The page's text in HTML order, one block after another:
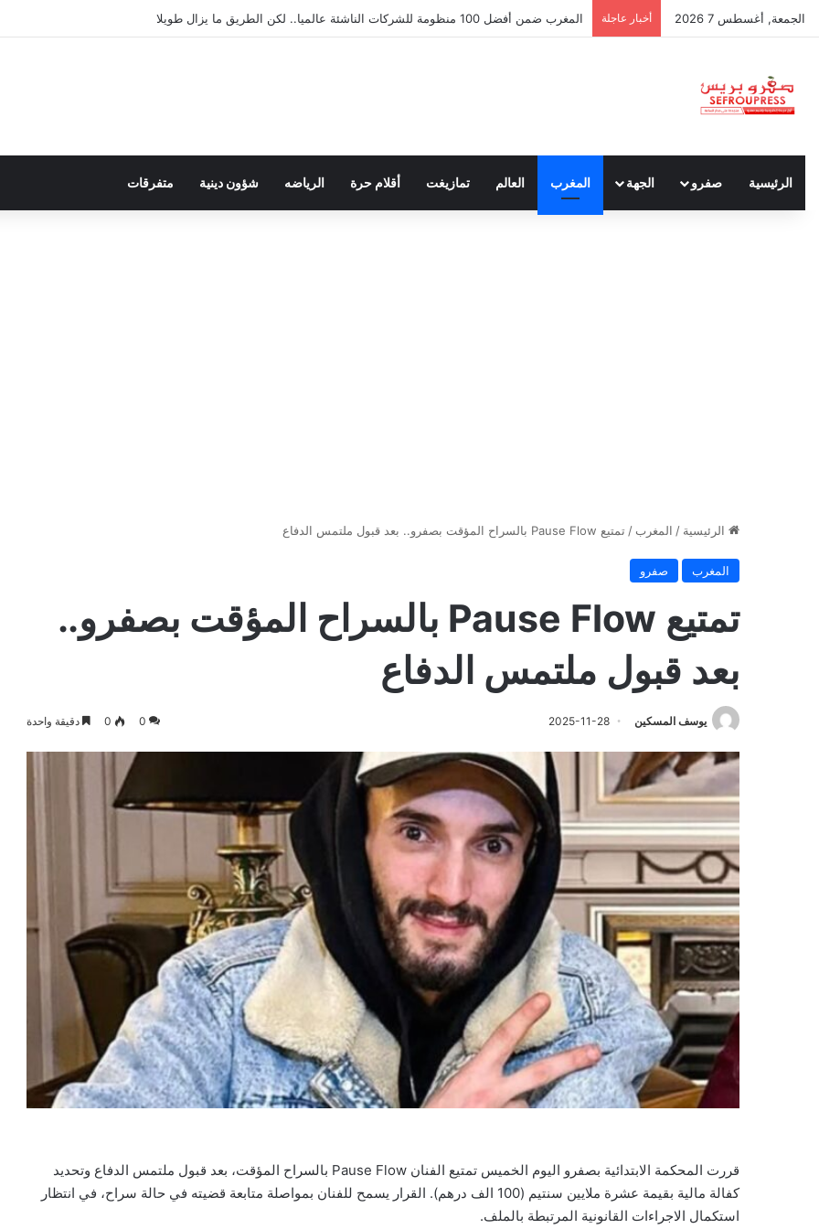
الجمعة, أغسطس 7 2026 أخبار عاجلة سبتة ومليلية… حين يتحدث أنصار الديمقراطية بلسان الاستعمار
الرئيسية صفرو الجهة المغرب العالم تمازيغت أقلام حرة الرياضه شؤون دينية متفرقات
الرئيسية / المغرب / تمتيع Pause Flow بالسراح المؤقت بصفرو.. بعد قبول ملتمس الدفاع
المغرب صفرو
تمتيع Pause Flow بالسراح المؤقت بصفرو..
بعد قبول ملتمس الدفاع
يوسف المسكين 2025-11-28
0
0 دقيقة واحدة
قررت المحكمة الابتدائية بصفرو اليوم الخميس تمتيع الفنان Pause Flow بالسراح المؤقت، بعد قبول ملتمس الدفاع وتحديد
كفالة مالية بقيمة عشرة ملايين سنتيم (100 الف درهم). القرار يسمح للفنان بمواصلة متابعة قضيته في حالة سراح، في انتظار
استكمال الاجراءات القانونية المرتبطة بالملف.